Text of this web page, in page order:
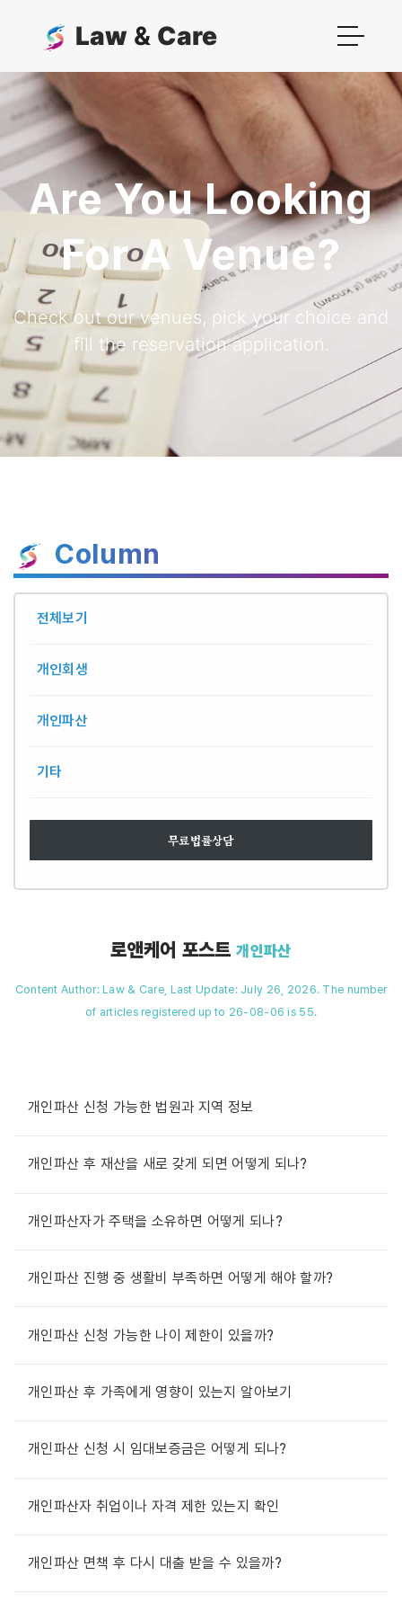
Law & Care
Are You Looking
For A Venue?
Check out our venues, pick your choice and
fill the reservation application.
Column
전체보기
개인회생
개인파산
기타
무료법률상담
로앤케어 포스트개인파산
Content Author: Law & Care, Last Update: July 26, 2026. The number
of articles registered up to 26-08-06 is 55.
개인파산 신청 가능한 법원과 지역 정보
개인파산 후 재산을 새로 갖게 되면 어떻게 되나?
개인파산자가 주택을 소유하면 어떻게 되나?
개인파산 진행 중 생활비 부족하면 어떻게 해야 할까?
개인파산 신청 가능한 나이 제한이 있을까?
개인파산 후 가족에게 영향이 있는지 알아보기
개인파산 신청 시 임대보증금은 어떻게 되나?
개인파산자 취업이나 자격 제한 있는지 확인
개인파산 면책 후 다시 대출 받을 수 있을까?